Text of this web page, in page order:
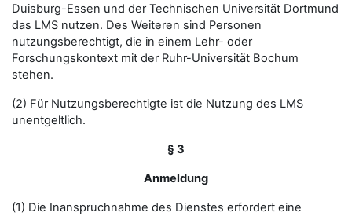
Duisburg-Essen und der Technischen Universität Dortmund
das LMS nutzen. Des Weiteren sind Personen
nutzungsberechtigt, die in einem Lehr- oder
Forschungskontext mit der Ruhr-Universität Bochum
stehen.
(2) Für Nutzungsberechtigte ist die Nutzung des LMS
unentgeltlich.
§ 3
Anmeldung
(1) Die Inanspruchnahme des Dienstes erfordert eine